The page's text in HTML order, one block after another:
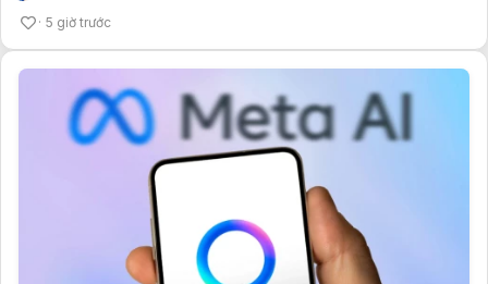
5 giờ trước